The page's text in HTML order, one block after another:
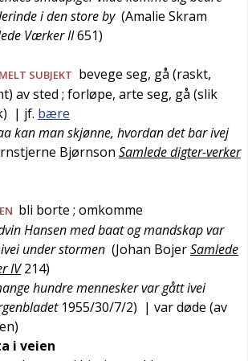
i den store by (Amalie Skram
Værker II651)
SUBJEKT bevege seg, gå (raskt,
av sted ; forløpe, arte seg, gå (slik
| jf. bære
kan man skjønne, hvordan det bar ivej
Bjørnson Samlede digter-verker
bli borte ; omkomme
Hansen med baat og mandskap var
under stormen (Johan BojerSamlede
IV 214)
hundre mennesker var gått ivei
1955/30/7/2) | var døde (av
i veien